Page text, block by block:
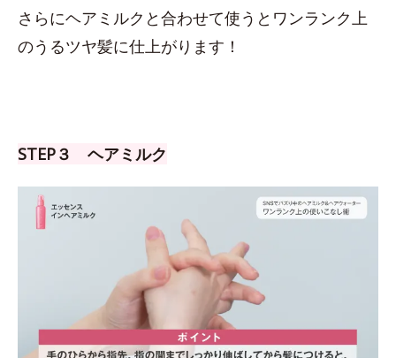
さらにヘアミルクと合わせて使うとワンランク上
のうるツヤ髪に仕上がります！
STEP３ ヘアミルク